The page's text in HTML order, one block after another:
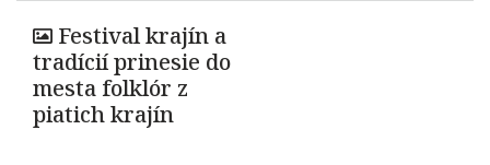
Festival krajín a
tradícií prinesie do
mesta folklór z
piatich krajín